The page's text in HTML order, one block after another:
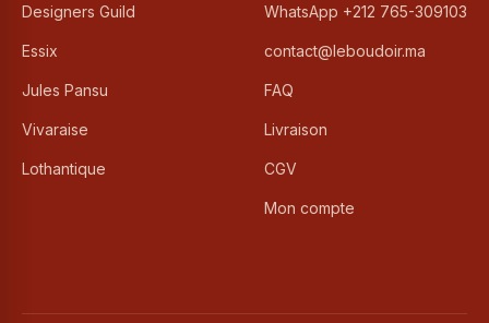
Designers Guild
Essix
Jules Pansu
Vivaraise
Lothantique
WhatsApp +212 765-309103
contact@leboudoir.ma
FAQ
Livraison
CGV
Mon compte